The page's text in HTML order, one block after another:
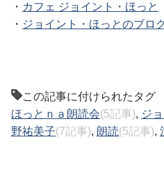
・ カフェ ジョイント・ほっと
・ ジョイント・ほっとのブロ
この記事に付けられたタグ
ほっとｎａ朗読会(5記事), ジ
野祐美子(7記事), 朗読(5記事),